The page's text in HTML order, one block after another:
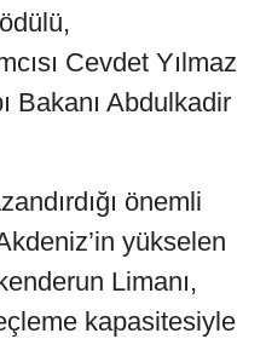
Cevdet Yılmaz
Bakanı Abdulkadir
önemli
yükselen
Limanı,
kapasitesiyle